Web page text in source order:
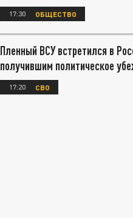
17:30 ОБЩЕСТВО
Пленный ВСУ встретился в
получившим политическое
17:20 СВО